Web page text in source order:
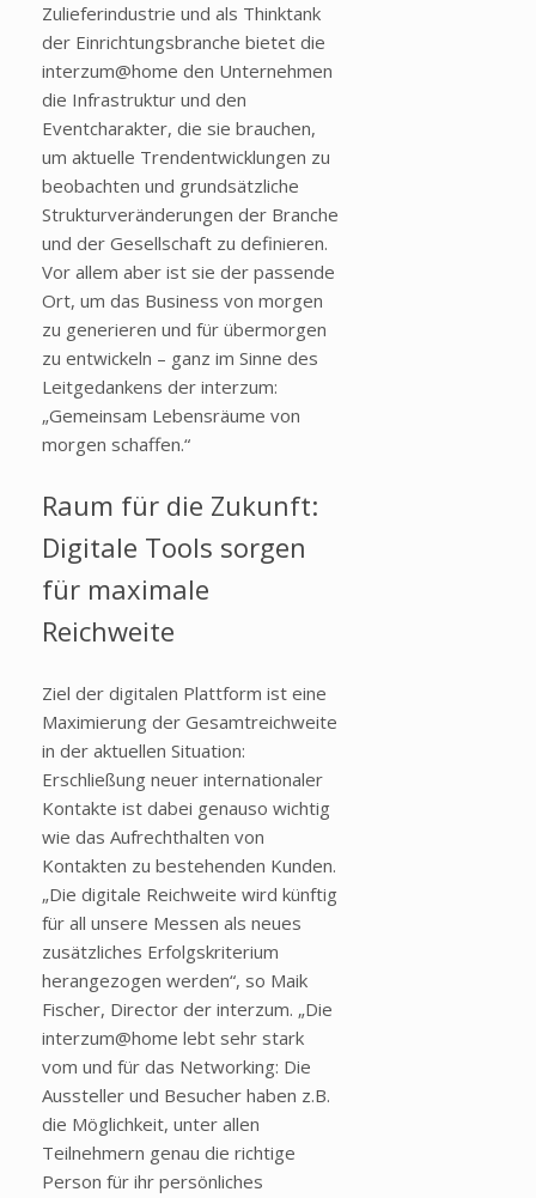
Zulieferindustrie und als Thinktank
der Einrichtungsbranche bietet die
interzum@home den Unternehmen
die Infrastruktur und den
Eventcharakter, die sie brauchen,
um aktuelle Trendentwicklungen zu
beobachten und grundsätzliche
Strukturveränderungen der Branche
und der Gesellschaft zu definieren.
Vor allem aber ist sie der passende
Ort, um das Business von morgen
zu generieren und für übermorgen
zu entwickeln – ganz im Sinne des
Leitgedankens der interzum:
„Gemeinsam Lebensräume von
morgen schaffen.“
Raum für die Zukunft:
Digitale Tools sorgen
für maximale
Reichweite
Ziel der digitalen Plattform ist eine
Maximierung der Gesamtreichweite
in der aktuellen Situation:
Erschließung neuer internationaler
Kontakte ist dabei genauso wichtig
wie das Aufrechthalten von
Kontakten zu bestehenden Kunden.
„Die digitale Reichweite wird künftig
für all unsere Messen als neues
zusätzliches Erfolgskriterium
herangezogen werden“, so Maik
Fischer, Director der interzum. „Die
interzum@home lebt sehr stark
vom und für das Networking: Die
Aussteller und Besucher haben z.B.
die Möglichkeit, unter allen
Teilnehmern genau die richtige
Person für ihr persönliches